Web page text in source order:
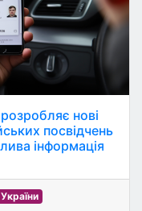
нові
посвідчень
інформація